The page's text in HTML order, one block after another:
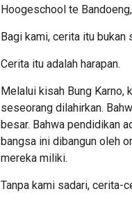
Hoogeschool te
Bagi kami, cerita itu bukan
Cerita itu adalah harapan.
Melalui kisah Bung Karno,
seseorang dilahirkan.
besar. Bahwa pendidikan
bangsa ini dibangun oleh
mereka miliki.
Tanpa kami sadari, cerita-